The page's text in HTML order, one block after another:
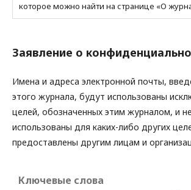
которое можно найти на странице «О
Заявление о
Имена и адреса электронной почты,
этого журнала, будут использованы
целей, обозначенных этим журналом, и
использованы для каких-либо других
предоставлены другим лицам и
Ключевые слова